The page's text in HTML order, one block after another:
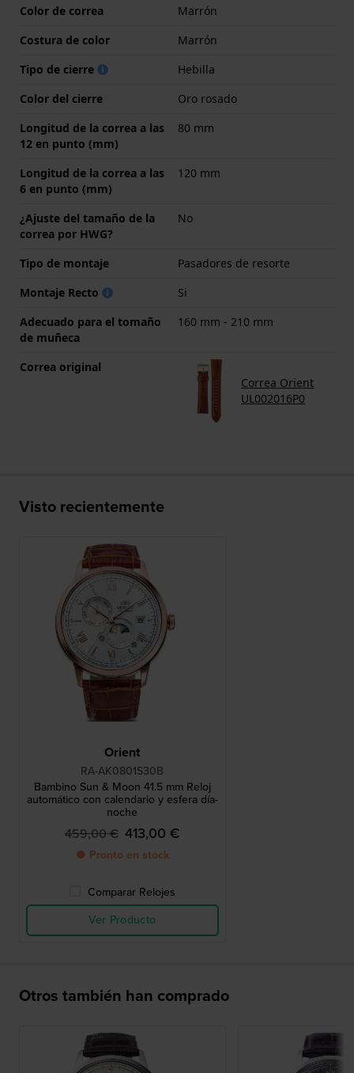
Color de correa
Marrón
Costura de color
Marrón
Tipo de cierre
Hebilla
Color del cierre
Oro rosado
Longitud de la correa a las
12 en punto (mm)
80 mm
Longitud de la correa a las
6 en punto (mm)
120 mm
¿Ajuste del tamaño de la
correa por HWG?
No
Tipo de montaje
Pasadores de resorte
Montaje Recto
Si
Adecuado para el tomaño
de muñeca
160 mm - 210 mm
Correa original
Correa Orient
UL002016P0
Visto recientemente
Orient
RA-AK0801S30B
Bambino Sun & Moon 41.5 mm Reloj
automático con calendario y esfera día-
noche
459,00 € 413,00 €
● Pronto en stock
Comparar Relojes
Ver Producto
Otros también han comprado